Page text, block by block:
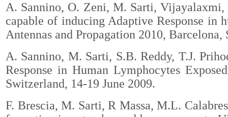
A. Sannino, O. Zeni, M. Sarti, Vijayalaxmi,
capable of inducing Adaptive Response in
Antennas and Propagation 2010,
A. Sannino, M. Sarti, S.B. Reddy, T.J.
Response in Human Lymphocytes
Switzerland, 14-19 June 2009.
F. Brescia, M. Sarti, R Massa, M.L.